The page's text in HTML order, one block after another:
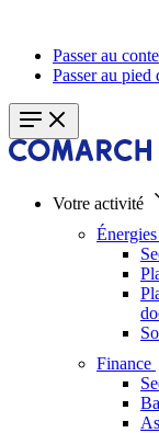
Passer au
Passer au pied
Votre activité
Énergies
Finance